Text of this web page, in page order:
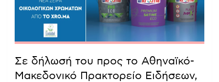
Σε δήλωσή του προς το Αθηναϊκό-
Μακεδονικό Πρακτορείο Ειδήσεων,